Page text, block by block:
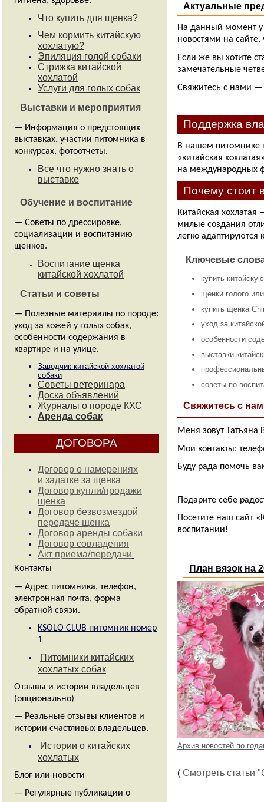
выставках, участии питомника в
конкурсах, фотоотчеты.
Все что нужно знать о
выставке
Обучение и воспитание
— Советы по дрессировке,
социализации и воспитанию
щенков.
Воспитание щенка
китайской хохлатой
Статьи и советы
уход за кожей у голых собак,
особенности содержания в
квартире и на улице.
Заводчик китайской хохлатой
Советы ветеринара
Доска объявлений
Аренда собак
ДОГОВОРА
Договор о намерениях
и задатке за щенка
Договор купли/продажи
щенка
Договор безвозмездой
передаче щенка
Договор аренды собаки
Договор совладения
Акт приема/передачи
— Адрес питомника, телефон,
электронная почта, форма
обратной связи.
KSOLO CLUB питомник номер
1
Питомники китайских
хохлатых собак
Отзывы и истории владельцев
— Реальные отзывы клиентов и
истории счастливых владельцев.
Истории о китайских
хохлатых
Блог или новости
— Регулярные публикации о
породе, новостях питомника и
событиях.
все новости за 2025 год на
одной страничке
Реклама на сайте:
Наш партнер
animal-id.ru - база
Актуальные
На данный момент
новостями на
Если же вы хотите
замечательные
Свяжитесь с нами
Поддержка
В нашем питомнике
«китайская
на международных
Почему стоит
Китайская
милые создания
легко
Ключевые
купить
щенки голого
купить щенка
уход за
особенности
выставки
советы по
Свяжитесь с
Меня зовут
Мои контакты:
Буду рада помочь
Подарите себе
Посетите наш сайт
воспитании!
План вязок на
Архив новостей по
( Смотреть